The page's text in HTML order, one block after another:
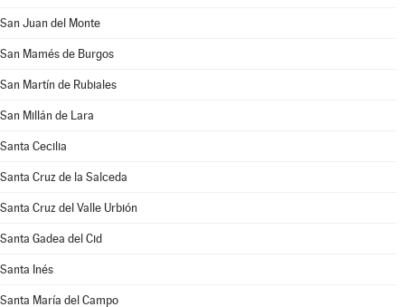
San Juan del Monte
San Mamés de Burgos
San Martín de Rubiales
San Millán de Lara
Santa Cecilia
Santa Cruz de la Salceda
Santa Cruz del Valle Urbión
Santa Gadea del Cid
Santa Inés
Santa María del Campo